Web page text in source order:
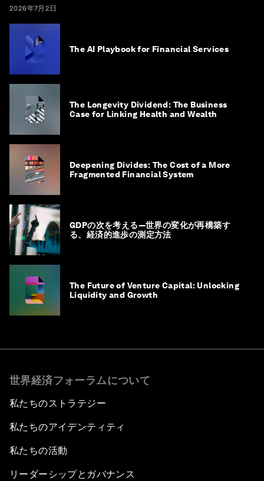
2026年7月2日
The AI Playbook for Financial Services
The Longevity Dividend: The Business
Case for Linking Health and Wealth
Deepening Divides: The Cost of a More
Fragmented Financial System
GDPの次を考える―世界の変化が再構築す
る、経済的進歩の測定方法
The Future of Venture Capital: Unlocking
Liquidity and Growth
世界経済フォーラムについて
私たちのストラテジー
私たちのアイデンティティ
私たちの活動
リーダーシップとガバナンス